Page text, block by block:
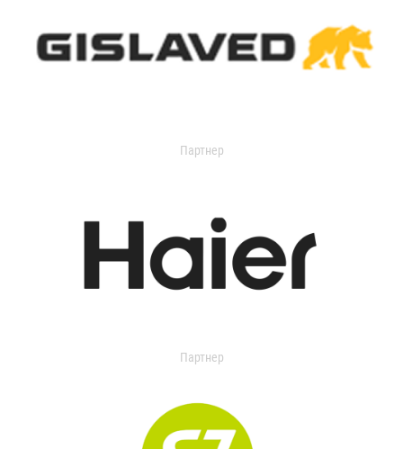
Партнер
Партнер